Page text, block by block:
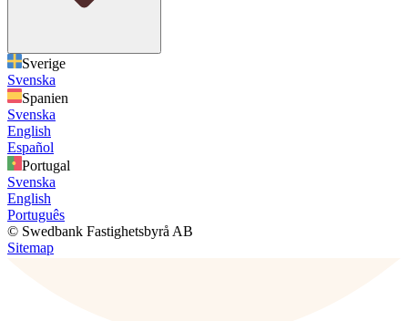
Sverige
Svenska
Spanien
Svenska
English
Español
Portugal
Svenska
English
Português
© Swedbank Fastighetsbyrå AB
Sitemap